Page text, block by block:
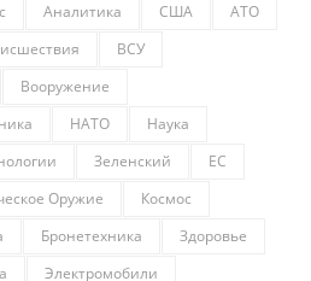
Аналитика США
АТО
ВСУ
Вооружение
НАТО
Наука
Зеленский
ЕС
Оружие
Космос
Бронетехника
Здоровье
Электромобили